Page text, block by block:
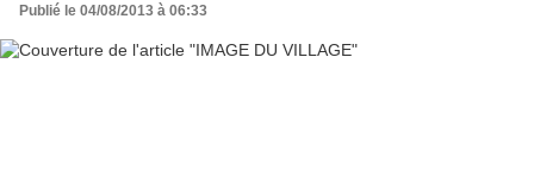
Publié le 04/08/2013 à 06:33